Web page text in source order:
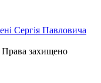
Сергія Павловича
Права захищено